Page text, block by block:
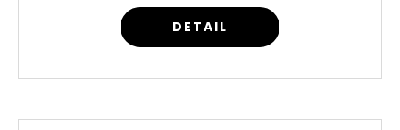
DETAIL